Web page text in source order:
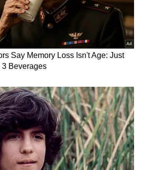
ಅಣು ಸ್ಥಾವರ: ಕೊಪ್ಪಳದಲ್ಲಿ
ಅಷ್ಟೇ ಅಲ್ಲ. ಇದೆಲ್ಲಾ ಜನವಸತಿ
ಪ್ರದೇಶದಲ್ಲಿ ಹತ್ತಾರು
ವಾಸಿಸುತ್ತಿದ್ದಾರೆ. ಕೃಷಿ
ರೈತರು ಸಹ ಆತಂಕ
ಹಣ
ಆಗಸ್ಟ್ 13 ರಂದು ಕರ್ನಾಟಕ